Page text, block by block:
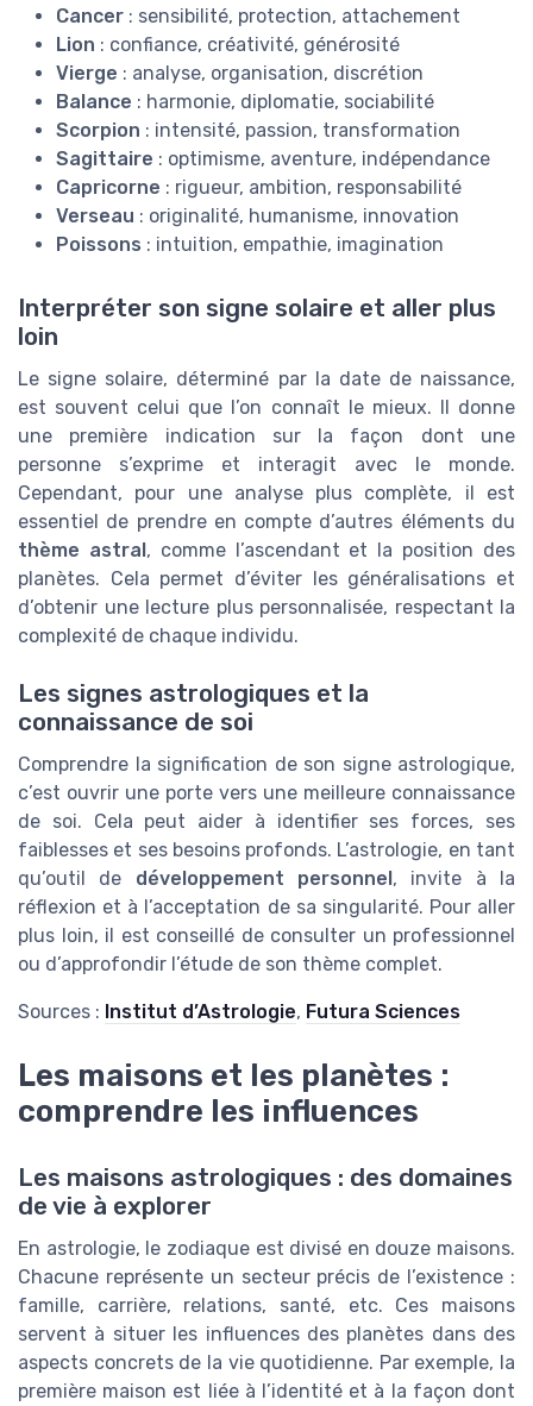
Cancer : sensibilité, protection, attachement
Lion : confiance, créativité, générosité
Vierge : analyse, organisation, discrétion
Balance : harmonie, diplomatie, sociabilité
Scorpion : intensité, passion, transformation
Sagittaire : optimisme, aventure, indépendance
Capricorne : rigueur, ambition, responsabilité
Verseau : originalité, humanisme, innovation
Poissons : intuition, empathie, imagination
Interpréter son signe solaire et aller plus
loin
Le signe solaire, déterminé par la date de naissance,
est souvent celui que l’on connaît le mieux. Il donne
une première indication sur la façon dont une
personne s’exprime et interagit avec le monde.
Cependant, pour une analyse plus complète, il est
essentiel de prendre en compte d’autres éléments du
thème astral, comme l’ascendant et la position des
planètes. Cela permet d’éviter les généralisations et
d’obtenir une lecture plus personnalisée, respectant la
complexité de chaque individu.
Les signes astrologiques et la
connaissance de soi
Comprendre la signification de son signe astrologique,
c’est ouvrir une porte vers une meilleure connaissance
de soi. Cela peut aider à identifier ses forces, ses
faiblesses et ses besoins profonds. L’astrologie, en tant
qu’outil de développement personnel, invite à la
réflexion et à l’acceptation de sa singularité. Pour aller
plus loin, il est conseillé de consulter un professionnel
ou d’approfondir l’étude de son thème complet.
Sources : Institut d’Astrologie, Futura Sciences
Les maisons et les planètes :
comprendre les influences
Les maisons astrologiques : des domaines
de vie à explorer
En astrologie, le zodiaque est divisé en douze maisons.
Chacune représente un secteur précis de l’existence :
famille, carrière, relations, santé, etc. Ces maisons
servent à situer les influences des planètes dans des
aspects concrets de la vie quotidienne. Par exemple, la
première maison est liée à l’identité et à la façon dont